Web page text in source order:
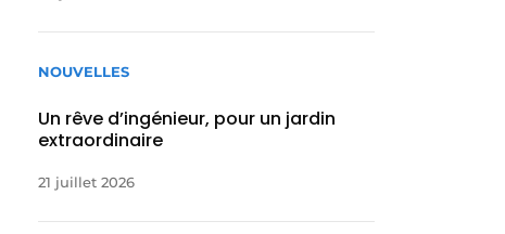
NOUVELLES
Un rêve d’ingénieur, pour un jardin
extraordinaire
21 juillet 2026